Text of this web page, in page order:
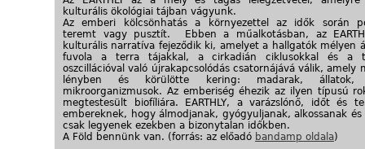
kulturális ökológiai tájban vágyunk.
Az emberi kölcsönhatás a környezettel az idők során
teremt vagy pusztít. Ebben a műalkotásban, az
kulturális narratíva fejeződik ki, amelyet a hallgatók mélyen
fuvola a terra tájakkal, a cirkadián ciklusokkal és a
oszcillációval való újrakapcsolódás csatornájává válik, amely
lényben és körülötte kering: madarak, állatok,
mikroorganizmusok. Az emberiség éhezik az ilyen típusú
megtestesült biofíliára. EARTHLY, a varázslónő, időt és
embereknek, hogy álmodjanak, gyógyuljanak, alkossanak és
csak legyenek ezekben a bizonytalan időkben.
A Föld bennünk van. (forrás: az előadó bandamp oldala)